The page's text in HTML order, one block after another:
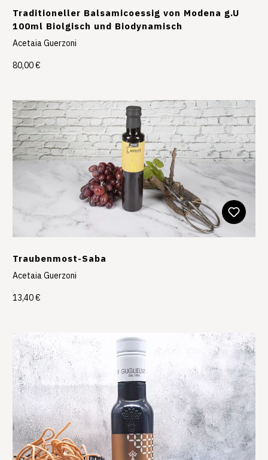
Traditioneller Balsamicoessig von Modena g.U
100ml Biolgisch und Biodynamisch
Acetaia Guerzoni
80,00 €
Traubenmost-Saba
Acetaia Guerzoni
13,40 €